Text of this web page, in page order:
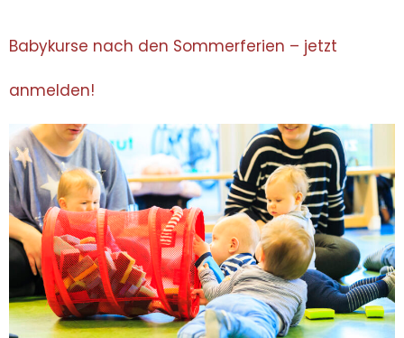
Babykurse nach den Sommerferien – jetzt
anmelden!